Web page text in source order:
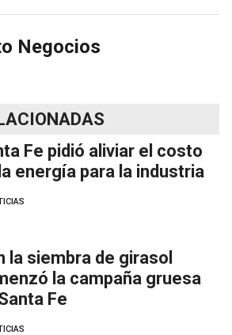
Negocios
Fe pidió aliviar el costo
energía para la industria
la siembra de girasol
la campaña gruesa
Fe